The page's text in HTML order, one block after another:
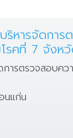
ริหารจัดก
คที่ 7 จังห
การตรวจสอ
นแก่น